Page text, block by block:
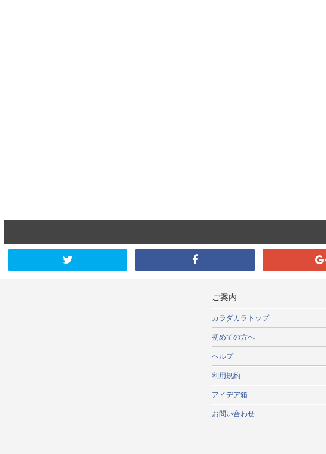
ご案内
カラダカラトップ
初めての方へ
ヘルプ
利用規約
アイデア箱
お問い合わせ